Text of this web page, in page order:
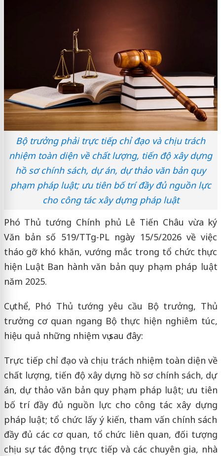
Bộ trưởng phải trực tiếp chỉ đạo và chịu trách
nhiệm toàn diện về chất lượng, tiến độ xây dựng
hồ sơ chính sách, dự án, dự thảo văn bản quy
phạm pháp luật; ưu tiên bố trí đầy đủ nguồn lực
cho công tác xây dựng pháp luật
Phó Thủ tướng Chính phủ Lê Tiến Châu vừa ký
Văn bản số 519/TTg-PL ngày 15/5/2026 về việc
tháo gỡ khó khăn, vướng mắc trong tổ chức thực
hiện Luật Ban hành văn bản quy phạm pháp luật
năm 2025.
Cụ thể, Phó Thủ tướng yêu cầu Bộ trưởng, Thủ
trưởng cơ quan ngang Bộ thực hiện nghiêm túc,
hiệu quả những nhiệm vụ sau đây:
Trực tiếp chỉ đạo và chịu trách nhiệm toàn diện về
chất lượng, tiến độ xây dựng hồ sơ chính sách, dự
án, dự thảo văn bản quy phạm pháp luật; ưu tiên
bố trí đầy đủ nguồn lực cho công tác xây dựng
pháp luật; tổ chức lấy ý kiến, tham vấn chính sách
đầy đủ các cơ quan, tổ chức liên quan, đối tượng
chịu sự tác động trực tiếp và các chuyên gia, nhà